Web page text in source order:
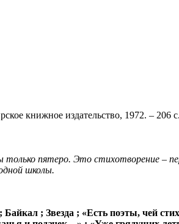
книжное издательство, 1972. – 206
пятеро. Это стихотворение –
школы.
; Звезда ; «Есть поэты, чей